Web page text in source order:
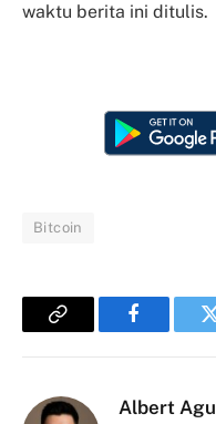
waktu berita ini ditulis.
Bitcoin
Copy
Facebook
Albert